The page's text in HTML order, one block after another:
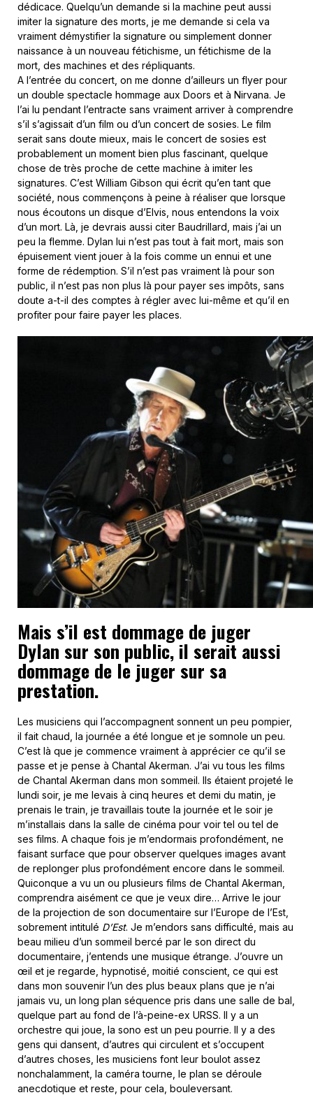
dédicace. Quelqu’un demande si la machine peut aussi
imiter la signature des morts, je me demande si cela va
vraiment démystifier la signature ou simplement donner
naissance à un nouveau fétichisme, un fétichisme de la
mort, des machines et des répliquants.
A l’entrée du concert, on me donne d’ailleurs un flyer pour
un double spectacle hommage aux Doors et à Nirvana. Je
l’ai lu pendant l’entracte sans vraiment arriver à comprendre
s’il s’agissait d’un film ou d’un concert de sosies. Le film
serait sans doute mieux, mais le concert de sosies est
probablement un moment bien plus fascinant, quelque
chose de très proche de cette machine à imiter les
signatures. C’est William Gibson qui écrit qu’en tant que
société, nous commençons à peine à réaliser que lorsque
nous écoutons un disque d’Elvis, nous entendons la voix
d’un mort. Là, je devrais aussi citer Baudrillard, mais j’ai un
peu la flemme. Dylan lui n’est pas tout à fait mort, mais son
épuisement vient jouer à la fois comme un ennui et une
forme de rédemption. S’il n’est pas vraiment là pour son
public, il n’est pas non plus là pour payer ses impôts, sans
doute a-t-il des comptes à régler avec lui-même et qu’il en
profiter pour faire payer les places.
Mais s’il est dommage de juger
Dylan sur son public, il serait aussi
dommage de le juger sur sa
prestation.
Les musiciens qui l’accompagnent sonnent un peu pompier,
il fait chaud, la journée a été longue et je somnole un peu.
C’est là que je commence vraiment à apprécier ce qu’il se
passe et je pense à Chantal Akerman. J’ai vu tous les films
de Chantal Akerman dans mon sommeil. Ils étaient projeté le
lundi soir, je me levais à cinq heures et demi du matin, je
prenais le train, je travaillais toute la journée et le soir je
m’installais dans la salle de cinéma pour voir tel ou tel de
ses films. A chaque fois je m’endormais profondément, ne
faisant surface que pour observer quelques images avant
de replonger plus profondément encore dans le sommeil.
Quiconque a vu un ou plusieurs films de Chantal Akerman,
comprendra aisément ce que je veux dire… Arrive le jour
de la projection de son documentaire sur l’Europe de l’Est,
sobrement intitulé D’Est. Je m’endors sans difficulté, mais au
beau milieu d’un sommeil bercé par le son direct du
documentaire, j’entends une musique étrange. J’ouvre un
œil et je regarde, hypnotisé, moitié conscient, ce qui est
dans mon souvenir l’un des plus beaux plans que je n’ai
jamais vu, un long plan séquence pris dans une salle de bal,
quelque part au fond de l’à-peine-ex URSS. Il y a un
orchestre qui joue, la sono est un peu pourrie. Il y a des
gens qui dansent, d’autres qui circulent et s’occupent
d’autres choses, les musiciens font leur boulot assez
nonchalamment, la caméra tourne, le plan se déroule
anecdotique et reste, pour cela, bouleversant.